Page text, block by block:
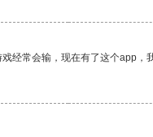
经常会输，现在有了这个app，